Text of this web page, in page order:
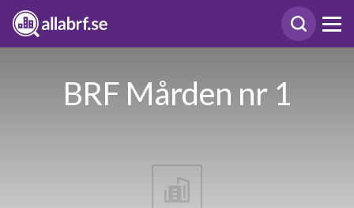
BRF Mården nr 1